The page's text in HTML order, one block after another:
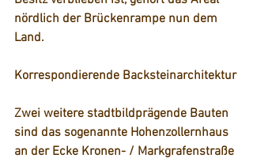
nördlich der Brückenrampe nun dem
Land.
Korrespondierende Backsteinarchitektur
Zwei weitere stadtbildprägende Bauten
sind das sogenannte Hohenzollernhaus
an der Ecke Kronen- / Markgrafenstraße